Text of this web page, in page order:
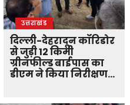
उत्तराखंड
दिल्ली-देहरादून कॉरिडोर
से जुड़ी 12 किमी
ग्रीनफील्ड बाईपास का
डीएम ने किया निरीक्षण…